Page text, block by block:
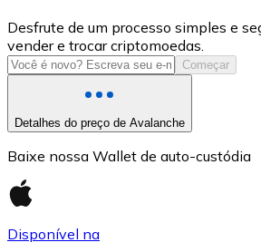
USD Coin
USDC
Desfrute de um processo simples e
vender e trocar criptomoedas.
Começar
Detalhes do preço de Avalanche
Baixe nossa Wallet de auto-custódia
Disponível na